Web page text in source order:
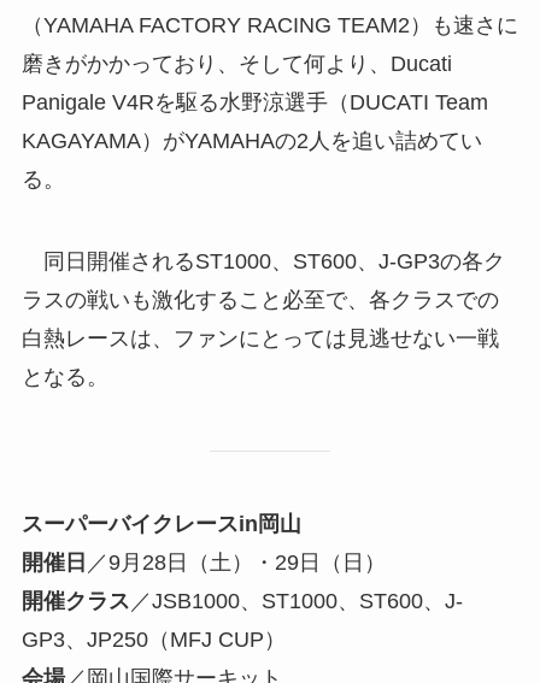
（YAMAHA FACTORY RACING TEAM2）も速さに
磨きがかかっており、そして何より、Ducati
Panigale V4Rを駆る水野涼選手（DUCATI Team
KAGAYAMA）がYAMAHAの2人を追い詰めてい
る。
同日開催されるST1000、ST600、J-GP3の各ク
ラスの戦いも激化すること必至で、各クラスでの
白熱レースは、ファンにとっては見逃せない一戦
となる。
スーパーバイクレースin岡山
開催日 ／9月28日（土）・29日（日）
開催クラス ／JSB1000、ST1000、ST600、J-
GP3、JP250（MFJ CUP）